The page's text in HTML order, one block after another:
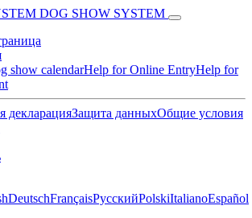
DOG SHOW SYSTEM
show calendarHelp for Online EntryHelp for
декларацияЗащита данныхОбщие условия
DeutschFrançaisPусскийPolskiItalianoEspañol